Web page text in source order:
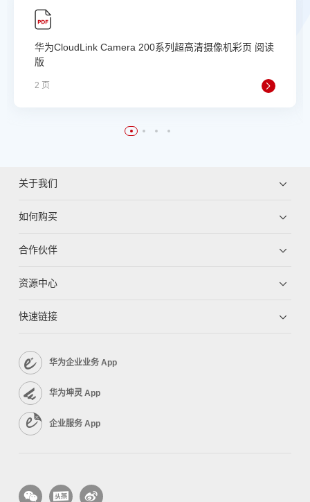
华为CloudLink Camera 200系列超高清摄像机彩页 阅读
版
2 页
关于我们
如何购买
合作伙伴
资源中心
快速链接
华为企业业务 App
华为坤灵 App
企业服务 App